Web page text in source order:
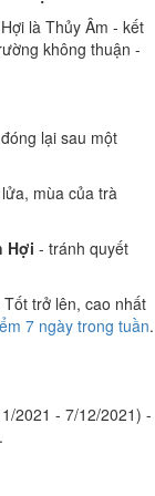
là Thủy Âm - kết
không thuận -
lại sau một
mùa của trà
Hợi - tránh quyết
trở lên, cao nhất
7 ngày trong tuần.
2021 - 7/12/2021) -